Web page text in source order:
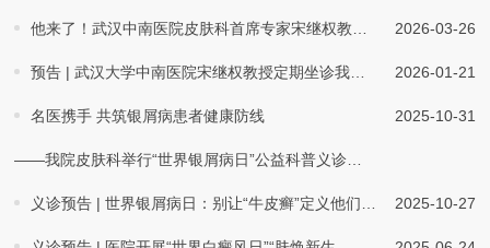
家坐诊工作。此举是我院深化与顶尖医院专科联盟合作、推动优质医
疗资源真正下沉的重要一步。 3月26日上午，宋继权教授清晨便来
房，对疑难重症患者进行细致查体，并围绕发病机制、诊断思路与治
疗方案，结合最新诊疗指南，为我院青年医师进行了系统剖析和现场
他来了！武汉中南医院皮肤科首席专家宋继权教授来我院开展常态化坐诊、查房指导 2026-03-26
预告 | 武汉大学中南医院宋继权教授定期坐诊我院皮肤科 2026-01-21
名医携手 共筑银屑病患者健康防线
——我院皮肤科举行“世界银屑病日”公益科普义诊活动
2025-10-31
义诊预告 | 世界银屑病日：别让“牛皮癣”定义他们的人生 2025-10-27